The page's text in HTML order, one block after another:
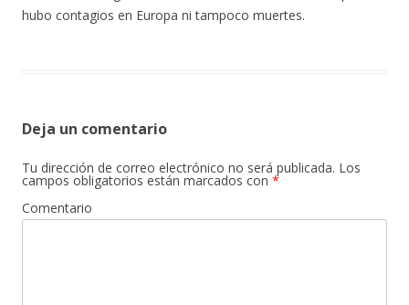
hubo contagios en Europa ni tampoco muertes.
Deja un comentario
Tu dirección de correo electrónico no será publicada. Los
campos obligatorios están marcados con *
Comentario